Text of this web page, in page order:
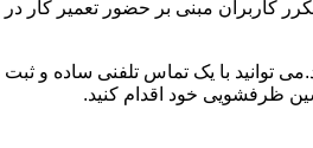
کاربران مبنی بر حضور تعمیر
توانید با یک تماس تلفنی ساده و
ظرفشویی خود اقدام کنید.